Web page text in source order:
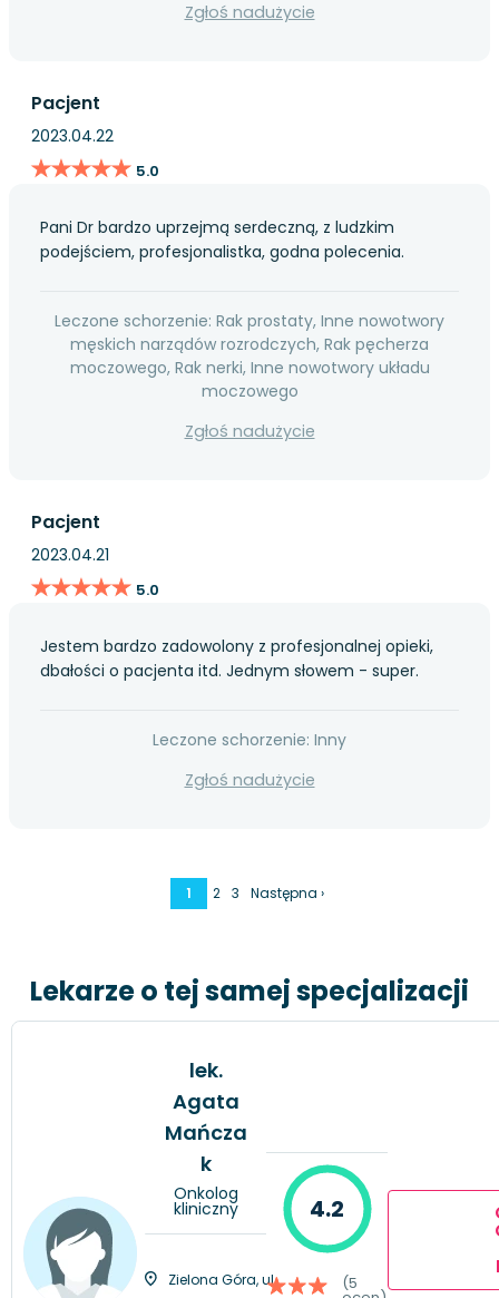
Zgłoś nadużycie
Pacjent
2023.04.22
★★★★★
★★★★★ 5.0
Pani Dr bardzo uprzejmą serdeczną, z ludzkim
podejściem, profesjonalistka, godna polecenia.
Leczone schorzenie: Rak prostaty, Inne nowotwory
męskich narządów rozrodczych, Rak pęcherza
moczowego, Rak nerki, Inne nowotwory układu
moczowego
Zgłoś nadużycie
Pacjent
2023.04.21
★★★★★
★★★★★ 5.0
Jestem bardzo zadowolony z profesjonalnej opieki,
dbałości o pacjenta itd. Jednym słowem - super.
Leczone schorzenie: Inny
Zgłoś nadużycie
1 2 3 Następna ›
Lekarze o tej samej specjalizacji
lek.
Agata
Mańcza
k
Onkolog
kliniczny
Zielona Góra, ul.
4.2
(5